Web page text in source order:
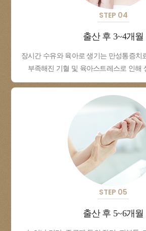
STEP 04
출산 후 3~4개월
장시간 수유와 육아로 생기는 만성통증치
부족해진 기혈 및 육아스트레스로 인해
STEP 05
출산 후 5~6개월